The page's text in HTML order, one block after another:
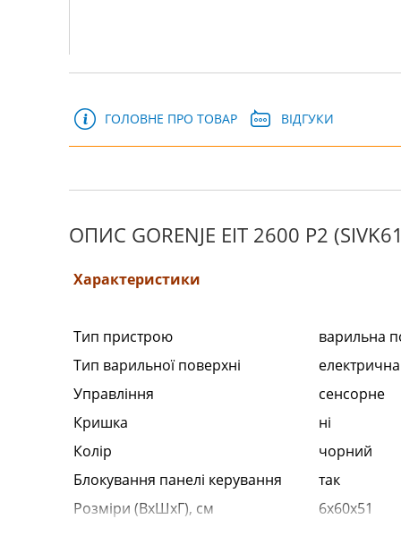
ГОЛОВНЕ ПРО ТОВАР ВІДГУКИ
ОПИС GORENJE EIT 2600 P2
Характеристики
Тип пристрою
варильна
Тип варильної поверхні
електрична
Управління
сенсорне
Кришка
ні
Колір
чорний
Блокування панелі керування
так
Розміри (ВхШхГ), см
6x60x51